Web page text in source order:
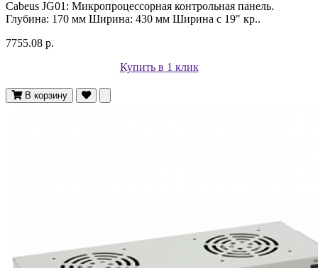
Cabeus JG01: Микропроцессорная контрольная панель.
Глубина: 170 мм Ширина: 430 мм Ширина с 19" кр..
7755.08 р.
Купить в 1 клик
В корзину